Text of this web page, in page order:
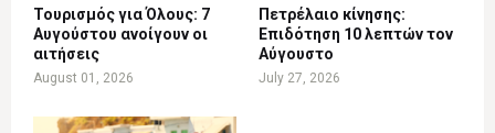
Τουρισμός για Όλους: 7
Αυγούστου ανοίγουν οι
αιτήσεις
August 01, 2026
Πετρέλαιο κίνησης:
Επιδότηση 10 λεπτών τον
Αύγουστο
July 27, 2026